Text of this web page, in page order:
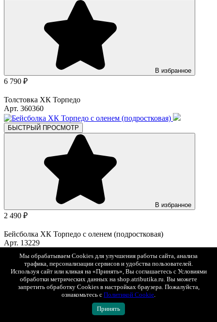
В избранное
6 790 ₽
Толстовка ХК Торпедо
Арт. 360360
БЫСТРЫЙ ПРОСМОТР
В избранное
2 490 ₽
Бейсболка ХК Торпедо с оленем (подростковая)
Арт. 13229
БЫСТРЫЙ ПРОСМОТР
Мы обрабатываем Cookies для улучшения работы сайта, анализа
трафика, персонализации сервисов и удобства пользователей.
Используя сайт или кликая на «Принять», Вы соглашаетесь с Условиями
обработки метрических данных на shop.atributika.ru. Вы можете
запретить обработку Cookies в настройках браузера. Пожалуйста,
ознакомьтесь с Политикой Cookie.
Принять